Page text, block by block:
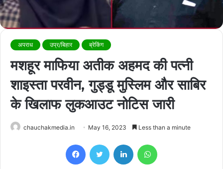
अपराध उप्र/बिहार ब्रेकिंग
मशहूर माफिया अतीक अहमद की पत्नी
शाइस्ता परवीन, गुड्डू मुस्लिम और साबिर
के खिलाफ लुकआउट नोटिस जारी
chauchakmedia.in May 16, 2023 Less than a minute
FacebookTwitter LinkedIn